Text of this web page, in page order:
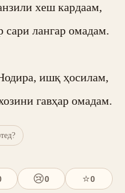
хеш кардаам,
сари лангар омадам.
ишқ ҳосилам,
гавҳар омадам.
😢0 ⭐0